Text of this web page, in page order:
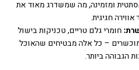
ומזמינה, מה שמשדרג מאוד את
חגיגית.
חומרי גלם טריים, טכניקות בישול
– כל אלה מבטיחים שהאוכל
הגבוהה ביותר.